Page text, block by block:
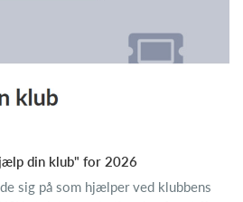
din klub" for 2026
sig på som hjælper ved klubbens